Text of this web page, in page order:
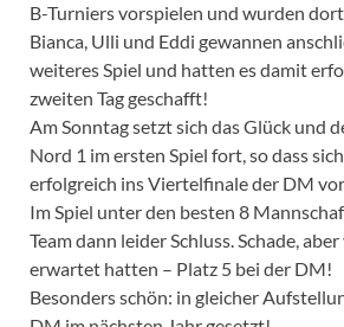
B-Turniers vorspielen und wurden
Bianca, Ulli und Eddi gewannen
weiteres Spiel und hatten es damit
zweiten Tag geschafft!
Am Sonntag setzt sich das Glück und
Nord 1 im ersten Spiel fort, so dass
erfolgreich ins Viertelfinale der DM
Im Spiel unter den besten 8
Team dann leider Schluss. Schade,
erwartet hatten – Platz 5 bei der DM!
Besonders schön: in gleicher